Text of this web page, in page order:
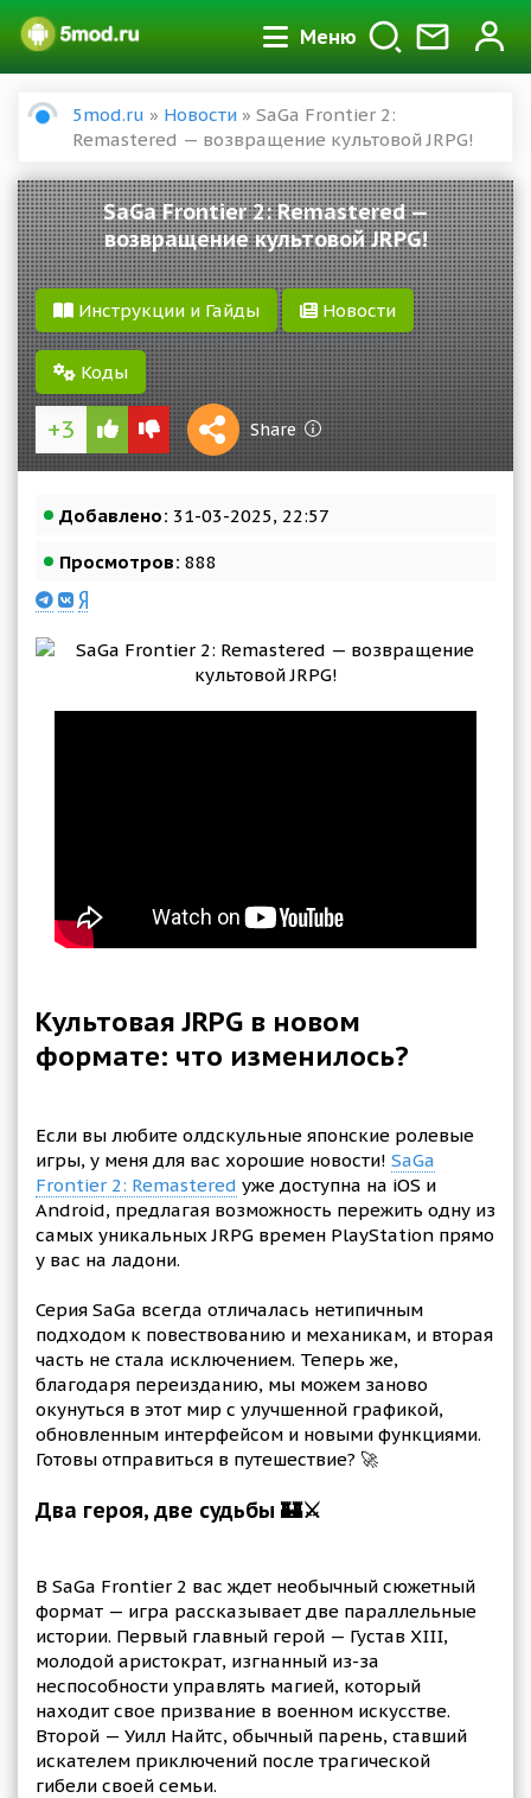
Меню
5mod.ru » Новости » SaGa Frontier 2:
Remastered — возвращение культовой JRPG!
SaGa Frontier 2: Remastered —
возвращение культовой JRPG!
Инструкции и Гайды Новости
Коды
+3 Share
Reward
1 S
Добавлено: 31-03-2025, 22:57
Просмотров: 888
Культовая JRPG в новом
формате: что изменилось?
Если вы любите олдскульные японские ролевые
игры, у меня для вас хорошие новости! SaGa
Frontier 2: Remastered уже доступна на iOS и
Android, предлагая возможность пережить одну из
самых уникальных JRPG времен PlayStation прямо
у вас на ладони.
Серия SaGa всегда отличалась нетипичным
подходом к повествованию и механикам, и вторая
часть не стала исключением. Теперь же,
благодаря переизданию, мы можем заново
окунуться в этот мир с улучшенной графикой,
обновленным интерфейсом и новыми функциями.
Готовы отправиться в путешествие? 🚀
Два героя, две судьбы 🏰⚔️
В SaGa Frontier 2 вас ждет необычный сюжетный
формат — игра рассказывает две параллельные
истории. Первый главный герой — Густав XIII,
молодой аристократ, изгнанный из-за
неспособности управлять магией, который
находит свое призвание в военном искусстве.
Второй — Уилл Найтс, обычный парень, ставший
искателем приключений после трагической
гибели своей семьи.